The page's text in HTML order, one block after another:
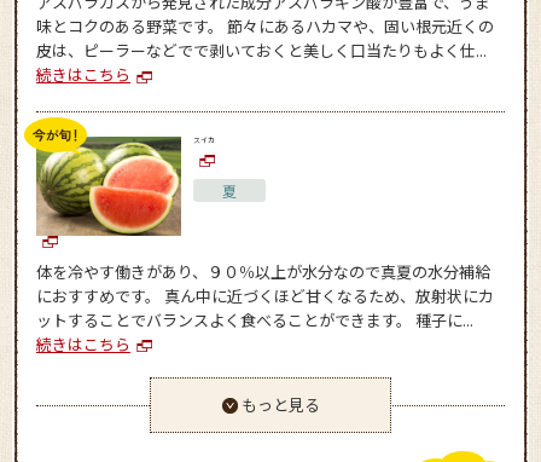
味とコクのある野菜です。 節々にあるハカマや、固い根元近くの
皮は、ピーラーなどでで剥いておくと美しく口当たりもよく仕...
続きはこちら
スイカ
夏
体を冷やす働きがあり、９０％以上が水分なので真夏の水分補給
におすすめです。 真ん中に近づくほど甘くなるため、放射状にカ
ットすることでバランスよく食べることができます。 種子に...
続きはこちら
もっと見る